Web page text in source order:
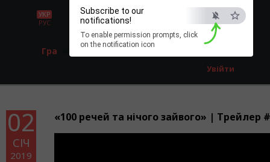
Subscribe to our
notifications!
To enable permission prompts, click
on the notification icon
УКР
РУС
Гра
Увійти
02
СІЧ
2019
«100 речей та нічого зайвого» | Трейлер